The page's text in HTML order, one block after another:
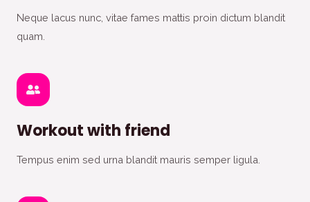
Neque lacus nunc, vitae fames mattis proin dictum blandit
quam.
Workout with friend
Tempus enim sed urna blandit mauris semper ligula.